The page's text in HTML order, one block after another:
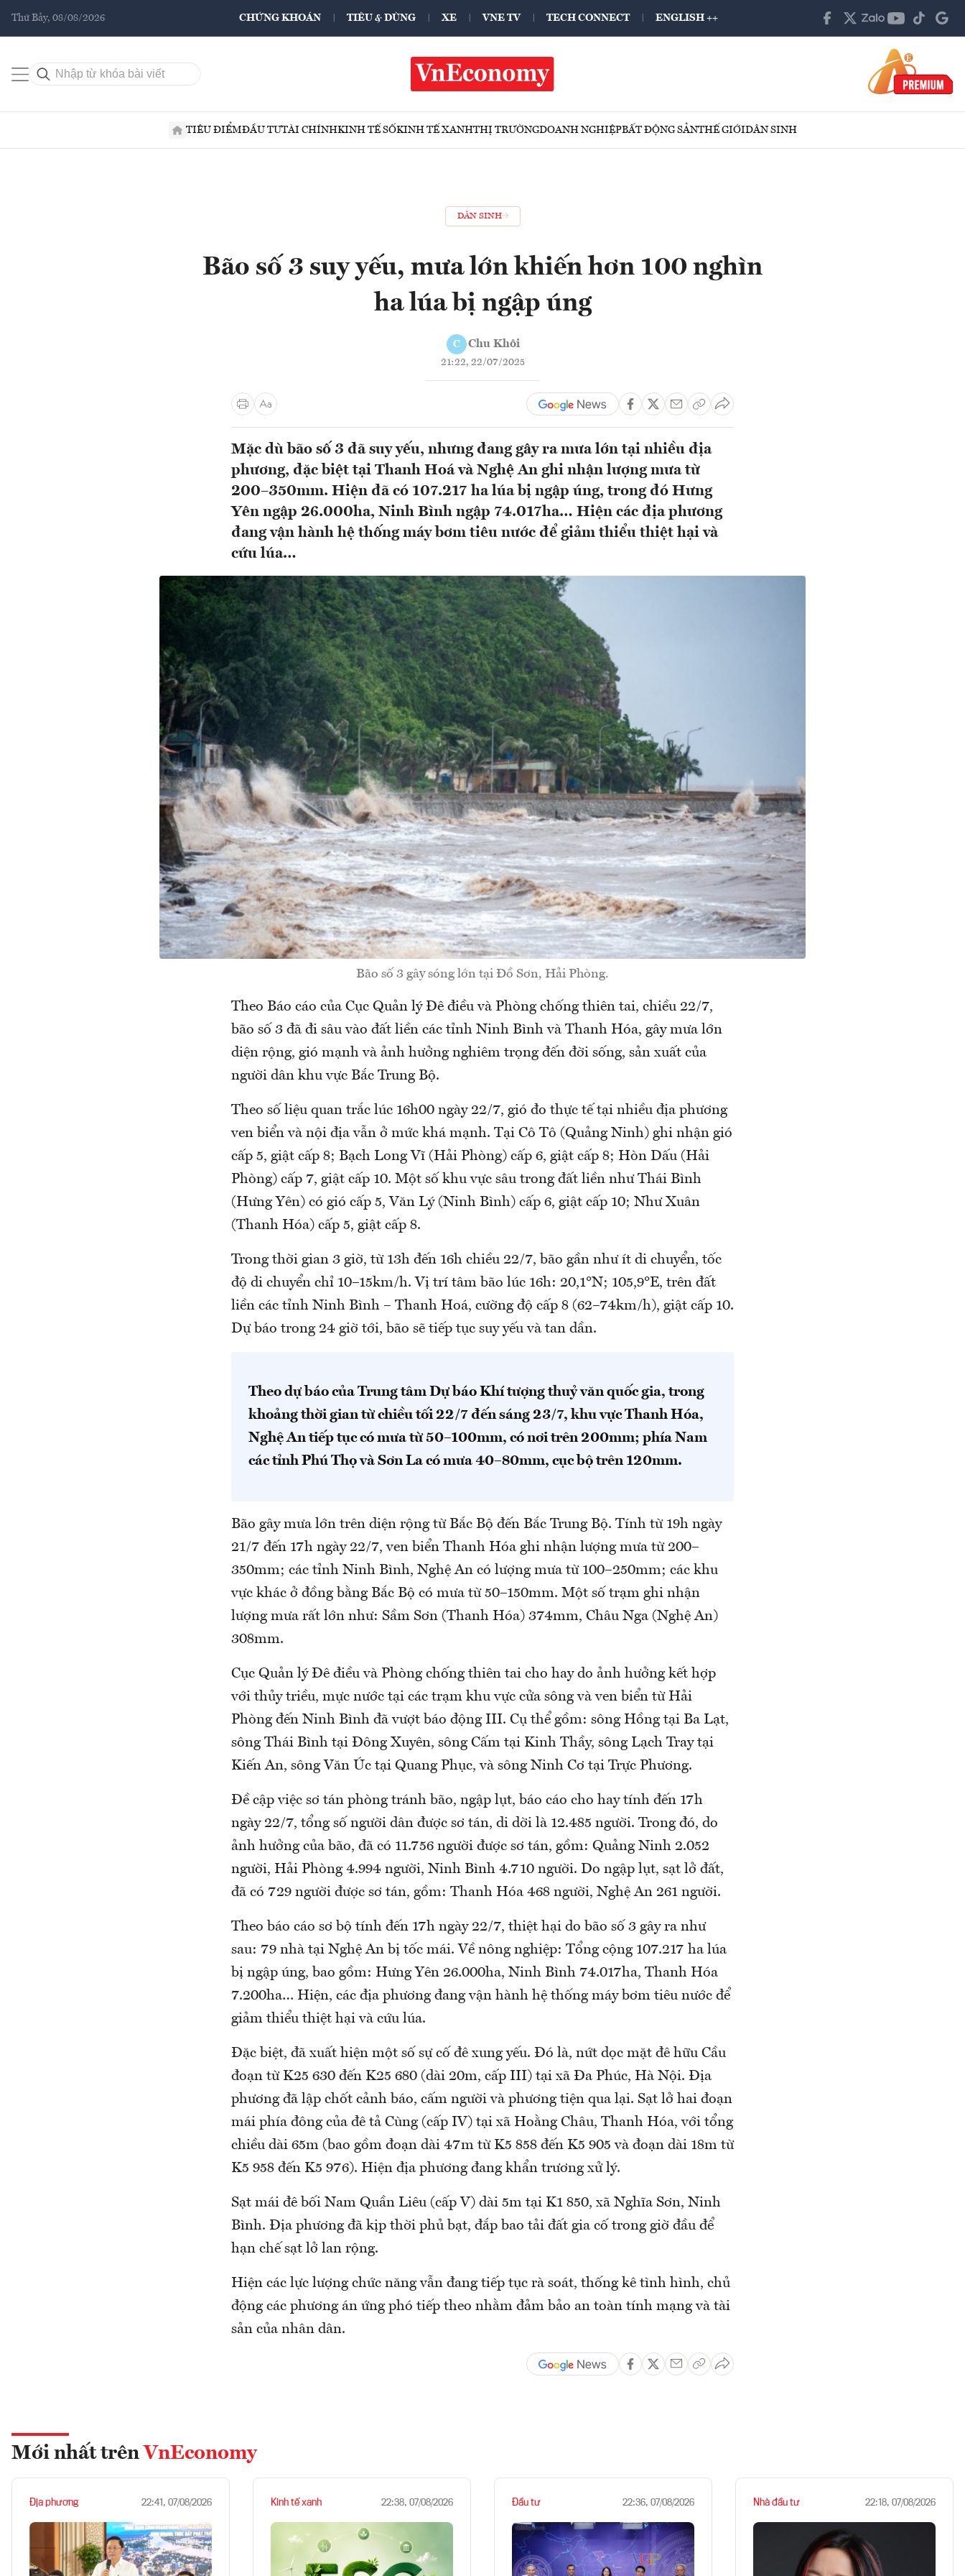
Thứ Bảy, 08/08/2026 CHỨNG KHOÁN TIÊU & DÙNG XE VNE TV TECH CONNECT ENGLISH ++
TIÊU ĐIỂMĐẦU TƯTÀI CHÍNHKINH TẾ SỐKINH TẾ XANHTHỊ TRƯỜNGDOANH NGHIỆPBẤT ĐỘNG SẢNTHẾ GIỚIDÂN SINH
DÂN SINH
Bão số 3 suy yếu, mưa lớn khiến hơn 100 nghìn
ha lúa bị ngập úng
C Chu Khôi
21:22, 22/07/2025
Mặc dù bão số 3 đã suy yếu, nhưng đang gây ra mưa lớn tại nhiều địa
phương, đặc biệt tại Thanh Hoá và Nghệ An ghi nhận lượng mưa từ
200–350mm. Hiện đã có 107.217 ha lúa bị ngập úng, trong đó Hưng
Yên ngập 26.000ha, Ninh Bình ngập 74.017ha… Hiện các địa phương
đang vận hành hệ thống máy bơm tiêu nước để giảm thiểu thiệt hại và
cứu lúa…
Bão số 3 gây sóng lớn tại Đồ Sơn, Hải Phòng.
Theo Báo cáo của Cục Quản lý Đê điều và Phòng chống thiên tai, chiều 22/7,
bão số 3 đã đi sâu vào đất liền các tỉnh Ninh Bình và Thanh Hóa, gây mưa lớn
diện rộng, gió mạnh và ảnh hưởng nghiêm trọng đến đời sống, sản xuất của
người dân khu vực Bắc Trung Bộ.
Theo số liệu quan trắc lúc 16h00 ngày 22/7, gió đo thực tế tại nhiều địa phương
ven biển và nội địa vẫn ở mức khá mạnh. Tại Cô Tô (Quảng Ninh) ghi nhận gió
cấp 5, giật cấp 8; Bạch Long Vĩ (Hải Phòng) cấp 6, giật cấp 8; Hòn Dấu (Hải
Phòng) cấp 7, giật cấp 10. Một số khu vực sâu trong đất liền như Thái Bình
(Hưng Yên) có gió cấp 5, Văn Lý (Ninh Bình) cấp 6, giật cấp 10; Như Xuân
(Thanh Hóa) cấp 5, giật cấp 8.
Trong thời gian 3 giờ, từ 13h đến 16h chiều 22/7, bão gần như ít di chuyển, tốc
độ di chuyển chỉ 10–15km/h. Vị trí tâm bão lúc 16h: 20,1°N; 105,9°E, trên đất
liền các tỉnh Ninh Bình – Thanh Hoá, cường độ cấp 8 (62–74km/h), giật cấp 10.
Dự báo trong 24 giờ tới, bão sẽ tiếp tục suy yếu và tan dần.
Theo dự báo của Trung tâm Dự báo Khí tượng thuỷ văn quốc gia, trong
khoảng thời gian từ chiều tối 22/7 đến sáng 23/7, khu vực Thanh Hóa,
Nghệ An tiếp tục có mưa từ 50–100mm, có nơi trên 200mm; phía Nam
các tỉnh Phú Thọ và Sơn La có mưa 40–80mm, cục bộ trên 120mm.
Bão gây mưa lớn trên diện rộng từ Bắc Bộ đến Bắc Trung Bộ. Tính từ 19h ngày
21/7 đến 17h ngày 22/7, ven biển Thanh Hóa ghi nhận lượng mưa từ 200–
350mm; các tỉnh Ninh Bình, Nghệ An có lượng mưa từ 100–250mm; các khu
vực khác ở đồng bằng Bắc Bộ có mưa từ 50–150mm. Một số trạm ghi nhận
lượng mưa rất lớn như: Sầm Sơn (Thanh Hóa) 374mm, Châu Nga (Nghệ An)
308mm.
Cục Quản lý Đê điều và Phòng chống thiên tai cho hay do ảnh hưởng kết hợp
với thủy triều, mực nước tại các trạm khu vực cửa sông và ven biển từ Hải
Phòng đến Ninh Bình đã vượt báo động III. Cụ thể gồm: sông Hồng tại Ba Lạt,
sông Thái Bình tại Đông Xuyên, sông Cấm tại Kinh Thầy, sông Lạch Tray tại
Kiến An, sông Văn Úc tại Quang Phục, và sông Ninh Cơ tại Trực Phương.
Đề cập việc sơ tán phòng tránh bão, ngập lụt, báo cáo cho hay tính đến 17h
ngày 22/7, tổng số người dân được sơ tán, di dời là 12.485 người. Trong đó, do
ảnh hưởng của bão, đã có 11.756 người được sơ tán, gồm: Quảng Ninh 2.052
người, Hải Phòng 4.994 người, Ninh Bình 4.710 người. Do ngập lụt, sạt lở đất,
đã có 729 người được sơ tán, gồm: Thanh Hóa 468 người, Nghệ An 261 người.
Theo báo cáo sơ bộ tính đến 17h ngày 22/7, thiệt hại do bão số 3 gây ra như
sau: 79 nhà tại Nghệ An bị tốc mái. Về nông nghiệp: Tổng cộng 107.217 ha lúa
bị ngập úng, bao gồm: Hưng Yên 26.000ha, Ninh Bình 74.017ha, Thanh Hóa
7.200ha… Hiện, các địa phương đang vận hành hệ thống máy bơm tiêu nước để
giảm thiểu thiệt hại và cứu lúa.
Đặc biệt, đã xuất hiện một số sự cố đê xung yếu. Đó là, nứt dọc mặt đê hữu Cầu
đoạn từ K25 630 đến K25 680 (dài 20m, cấp III) tại xã Đa Phúc, Hà Nội. Địa
phương đã lập chốt cảnh báo, cấm người và phương tiện qua lại. Sạt lở hai đoạn
mái phía đông của đê tả Cùng (cấp IV) tại xã Hoằng Châu, Thanh Hóa, với tổng
chiều dài 65m (bao gồm đoạn dài 47m từ K5 858 đến K5 905 và đoạn dài 18m từ
K5 958 đến K5 976). Hiện địa phương đang khẩn trương xử lý.
Sạt mái đê bối Nam Quần Liêu (cấp V) dài 5m tại K1 850, xã Nghĩa Sơn, Ninh
Bình. Địa phương đã kịp thời phủ bạt, đắp bao tải đất gia cố trong giờ đầu để
hạn chế sạt lở lan rộng.
Hiện các lực lượng chức năng vẫn đang tiếp tục rà soát, thống kê tình hình, chủ
động các phương án ứng phó tiếp theo nhằm đảm bảo an toàn tính mạng và tài
sản của nhân dân.
Mới nhất trên VnEconomy
Địa phương 22:41, 07/08/2026 Kinh tế xanh 22:38, 07/08/2026 Đầu tư 22:36, 07/08/2026 Nhà đầu tư 22:18, 07/08/2026